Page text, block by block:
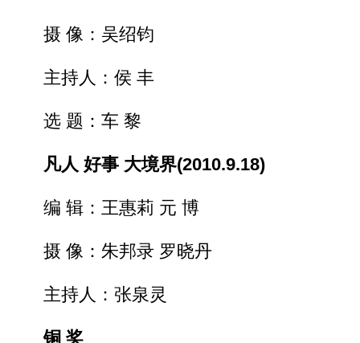
摄 像：吴绍钧
主持人：侯 丰
选 题：车 黎
凡人 好事 大境界(2010.9.18)
编 辑：王惠莉 元 博
摄 像：朱邦录 罗晓丹
主持人：张泉灵
铜 奖